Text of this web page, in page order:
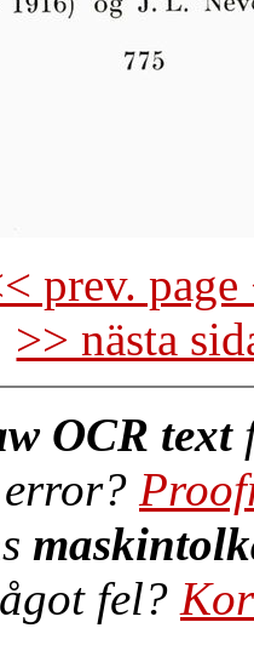
prev.
>> nästa
OCR text
fel?